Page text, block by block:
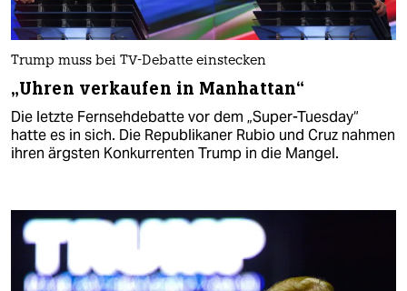
Trump muss bei TV-Debatte einstecken
„Uhren verkaufen in Manhattan“
Die letzte Fernsehdebatte vor dem „Super-Tuesday“
hatte es in sich. Die Republikaner Rubio und Cruz nahmen
ihren ärgsten Konkurrenten Trump in die Mangel.